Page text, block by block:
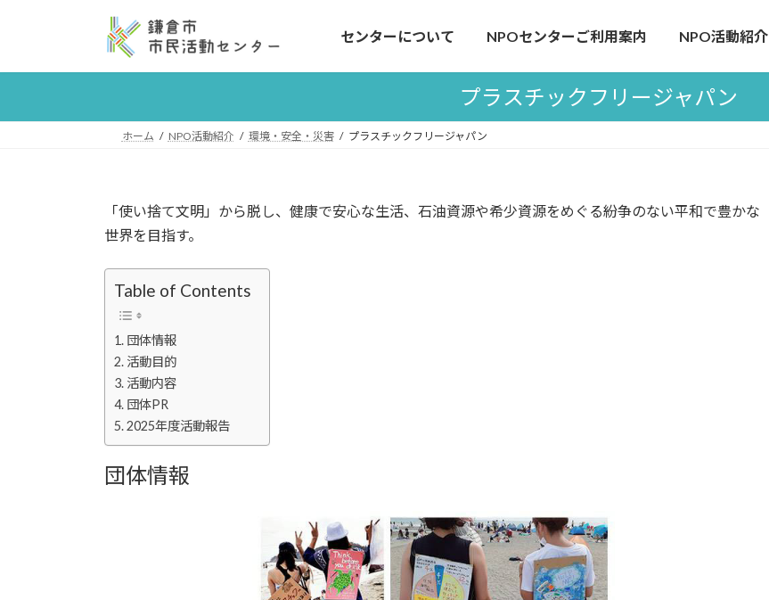
ン
へ
ー
ョ
センターについて NPOセンターご利用案内 NPO活動紹介
プラスチックフリージャパン
ホーム NPO活動紹介 環境・安全・災害 プラスチックフリージャパン
「使い捨て文明」から脱し、健康で安心な生活、石油資源や希少資源をめぐる紛争のない平和で豊かな
世界を目指す。
Table of Contents
団体情報
活動目的
活動内容
団体PR
2025年度活動報告
団体情報